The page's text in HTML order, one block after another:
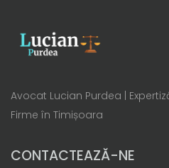
Avocat Lucian Purdea |
Firme în Timișoara
CONTACTEAZĂ-NE